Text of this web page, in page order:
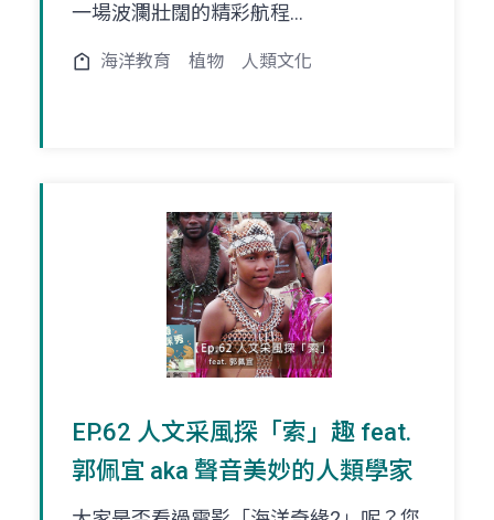
一場波瀾壯闊的精彩航程...
海洋教育 植物 人類文化
EP.62 人文采風探「索」趣 feat.
郭佩宜 aka 聲音美妙的人類學家